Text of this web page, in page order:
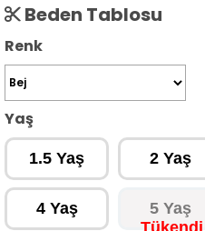
Beden Tablosu
Renk
Yaş
1.5 Yaş 2 Yaş
4 Yaş 5 Yaş